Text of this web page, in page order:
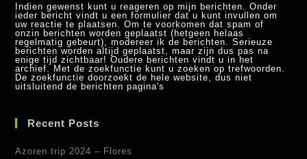
Indien gewenst kunt u reageren op mijn berichten. Onder
ieder bericht vindt u een formulier dat u kunt invullen om
uw reactie te plaatsen. Om te voorkomen dat spam of
onzin berichten worden geplaatst (hetgeen helaas
regelmatig gebeurt), modereer ik de berichten. Serieuze
berichten worden altijd geplaatst, maar zijn dus pas na
enige tijd zichtbaar! Oudere berichten vindt u in het
archief. Met de zoekfunctie kunt u zoeken op trefwoorden.
De zoekfunctie doorzoekt de hele website, dus niet
uitsluitend de berichten pagina's
Recent Posts
Azoren trip 2024 – Flores